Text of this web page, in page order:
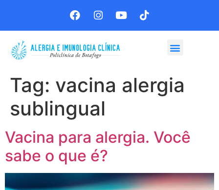
Tag: vacina alergia
sublingual
Vacina para alergia. Você
sabe o que é?